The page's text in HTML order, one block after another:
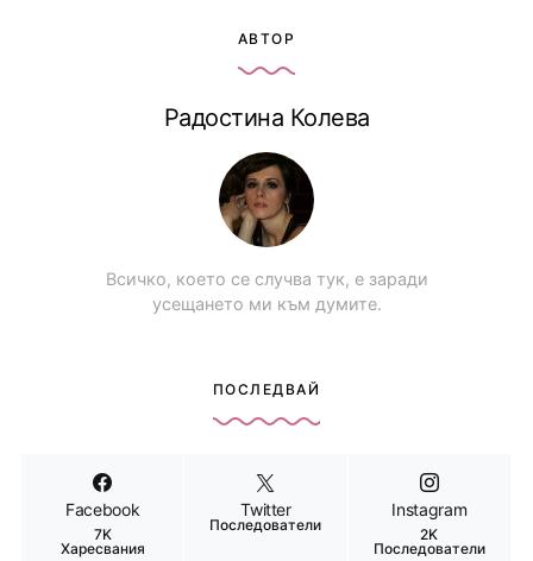
АВТОР
Радостина Колева
Всичко, което се случва тук, е заради
усещането ми към думите.
ПОСЛЕДВАЙ
Facebook
7K
Харесвания
Twitter
Последователи
Instagram
2K
Последователи